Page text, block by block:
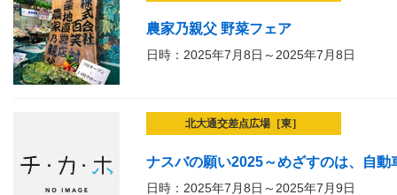
農家乃親父 野菜フェア
日時：2025年7月8日～2025年7月8日
北大通交差点広場［東］
ナスバの願い2025～めざすのは、自動
日時：2025年7月8日～2025年7月9日